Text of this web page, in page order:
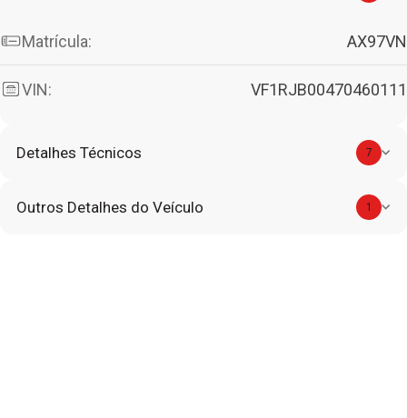
Matrícula: AX97VN
VIN: VF1RJB00470460111
Detalhes Técnicos 7
Outros Detalhes do Veículo 1